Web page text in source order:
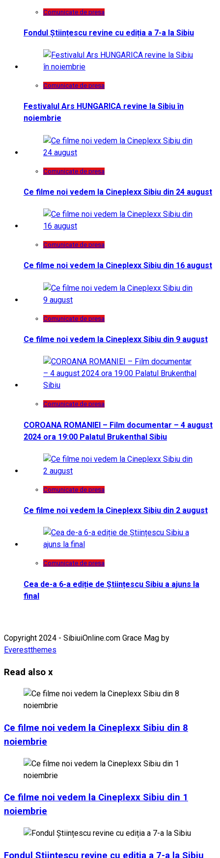
Comunicate de presa
Fondul Științescu revine cu ediția a 7-a la Sibiu
Comunicate de presa
Festivalul Ars HUNGARICA revine la Sibiu în
noiembrie
Comunicate de presa
Ce filme noi vedem la Cineplexx Sibiu din 24 august
Comunicate de presa
Ce filme noi vedem la Cineplexx Sibiu din 16 august
Comunicate de presa
Ce filme noi vedem la Cineplexx Sibiu din 9 august
Comunicate de presa
COROANA ROMANIEI – Film documentar – 4 august
2024 ora 19:00 Palatul Brukenthal Sibiu
Comunicate de presa
Ce filme noi vedem la Cineplexx Sibiu din 2 august
Comunicate de presa
Cea de-a 6-a ediție de Științescu Sibiu a ajuns la
final
Copyright 2024 - SibiuiOnline.com Grace Mag by
Everestthemes
Read also x
Ce filme noi vedem la Cineplexx Sibiu din 8
noiembrie
Ce filme noi vedem la Cineplexx Sibiu din 1
noiembrie
Fondul Științescu revine cu ediția a 7-a la Sibiu